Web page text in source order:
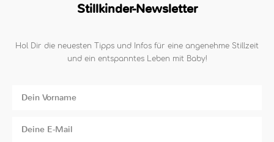
Stillkinder-Newsletter
Hol Dir die neuesten Tipps und Infos für eine angenehme Stillzeit
und ein entspanntes Leben mit Baby!